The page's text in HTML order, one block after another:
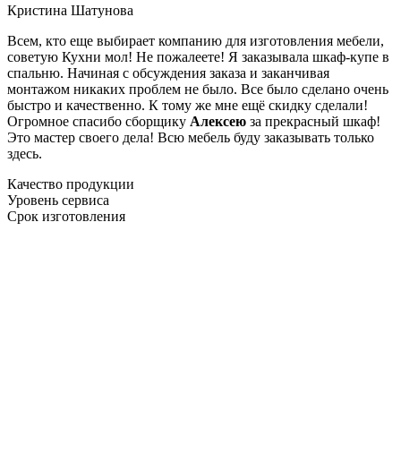
Кристина Шатунова
Всем, кто еще выбирает компанию для изготовления мебели,
советую Кухни мол! Не пожалеете! Я заказывала шкаф-купе в
спальню. Начиная с обсуждения заказа и заканчивая
монтажом никаких проблем не было. Все было сделано очень
быстро и качественно. К тому же мне ещё скидку сделали!
Огромное спасибо сборщику Алексею за прекрасный шкаф!
Это мастер своего дела! Всю мебель буду заказывать только
здесь.
Качество продукции
Уровень сервиса
Срок изготовления